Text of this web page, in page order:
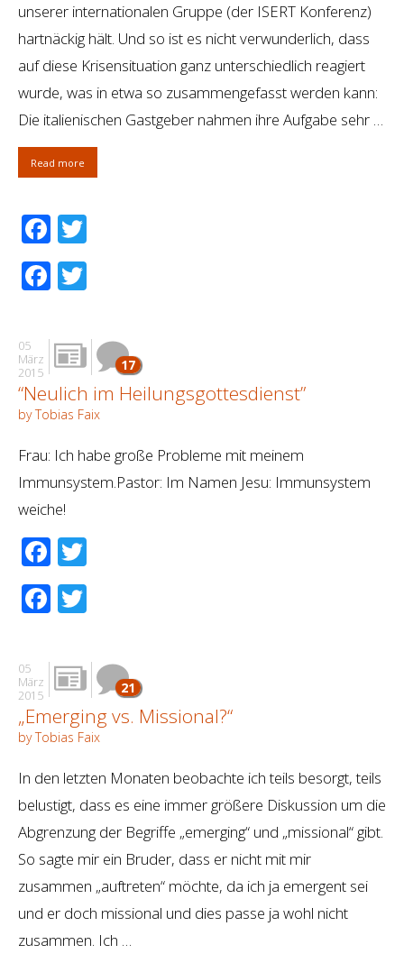
unserer internationalen Gruppe (der ISERT Konferenz)
hartnäckig hält. Und so ist es nicht verwunderlich, dass
auf diese Krisensituation ganz unterschiedlich reagiert
wurde, was in etwa so zusammengefasst werden kann:
Die italienischen Gastgeber nahmen ihre Aufgabe sehr …
Read more
Facebook
Facebook
05
März
2015
17
“Neulich im Heilungsgottesdienst”
by Tobias Faix
Frau: Ich habe große Probleme mit meinem
Immunsystem.Pastor: Im Namen Jesu: Immunsystem
weiche!
Facebook
Facebook
05
März
2015
21
„Emerging vs. Missional?“
by Tobias Faix
In den letzten Monaten beobachte ich teils besorgt, teils
belustigt, dass es eine immer größere Diskussion um die
Abgrenzung der Begriffe „emerging“ und „missional“ gibt.
So sagte mir ein Bruder, dass er nicht mit mir
zusammen „auftreten“ möchte, da ich ja emergent sei
und er doch missional und dies passe ja wohl nicht
zusammen. Ich …